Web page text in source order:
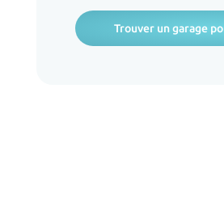
Trouver un garage